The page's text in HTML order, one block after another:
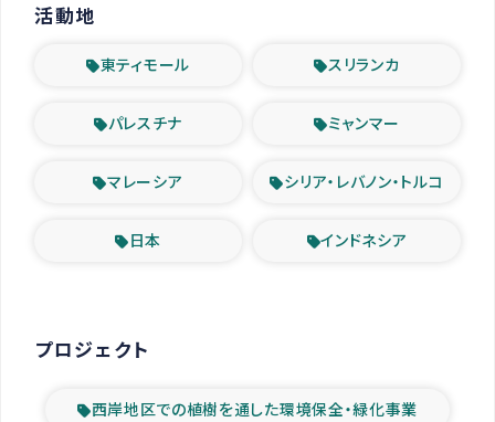
活動地
東ティモール スリランカ
パレスチナ ミャンマー
マレーシア シリア・レバノン・トルコ
日本 インドネシア
プロジェクト
西岸地区での植樹を通した環境保全・緑化事業